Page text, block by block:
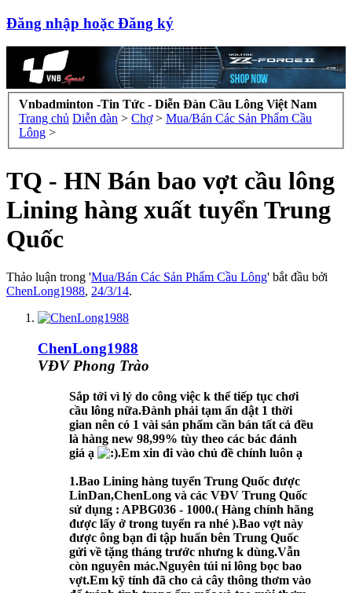
Đăng nhập hoặc Đăng ký
Vnbadminton -Tin Tức - Diễn Đàn Cầu Lông Việt Nam
Trang chủ Diễn đàn > Chợ > Mua/Bán Các Sản Phẩm Cầu
Lông >
TQ - HN Bán bao vợt cầu lông
Lining hàng xuất tuyển Trung
Quốc
Thảo luận trong 'Mua/Bán Các Sản Phẩm Cầu Lông' bắt đầu bởi
ChenLong1988, 24/3/14.
ChenLong1988
VĐV Phong Trào
Sắp tới vì lý do công việc k thể tiếp tục chơi
cầu lông nữa.Đành phải tạm ẩn dật 1 thời
gian nên có 1 vài sản phẩm cần bán tất cả đều
là hàng new 98,99% tùy theo các bác đánh
giá ạ
.Em xin đi vào chủ đề chính luôn ạ
1.Bao Lining hàng tuyển Trung Quốc được
LinDan,ChenLong và các VĐV Trung Quốc
sử dụng : APBG036 - 1000.( Hàng chính hãng
được lấy ở trong tuyển ra nhé ).Bao vợt này
được ông bạn đi tập huấn bên Trung Quốc
gửi về tặng tháng trước nhưng k dùng.Vẫn
còn nguyên mác.Nguyên túi ni lông bọc bao
vợt.Em kỹ tính đã cho cả cây thông thơm vào